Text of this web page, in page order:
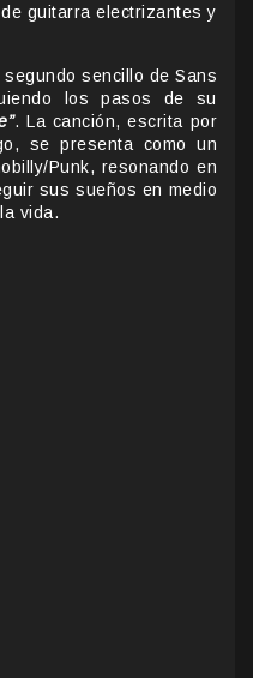
guitarra electrizantes y
sencillo de Sans
los pasos de su
. La canción, escrita por
se presenta como un
Punk, resonando en
sus sueños en medio
vida.